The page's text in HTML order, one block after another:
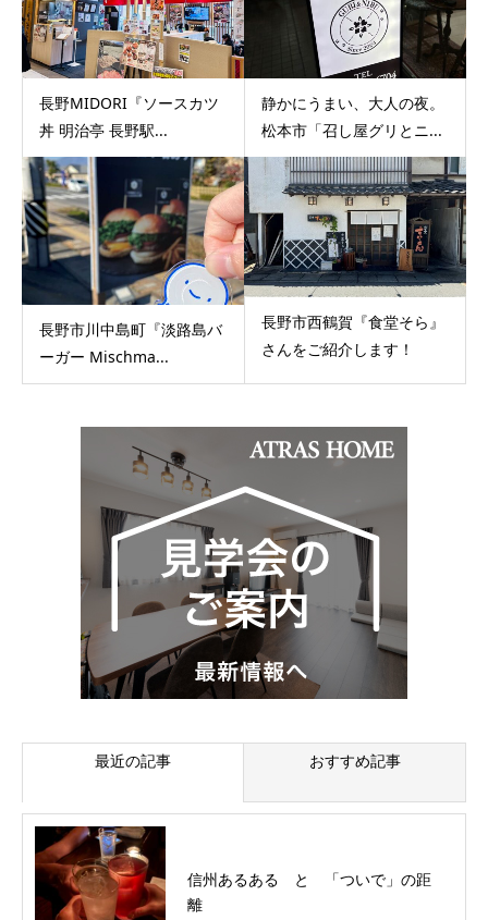
長野MIDORI『ソースカツ
丼 明治亭 長野駅...
静かにうまい、大人の夜。
松本市「召し屋グリとニ...
長野市川中島町『淡路島バ
ーガー Mischma...
長野市西鶴賀『食堂そら』
さんをご紹介します！
最近の記事 おすすめ記事
信州あるある と 「ついで」の距
離